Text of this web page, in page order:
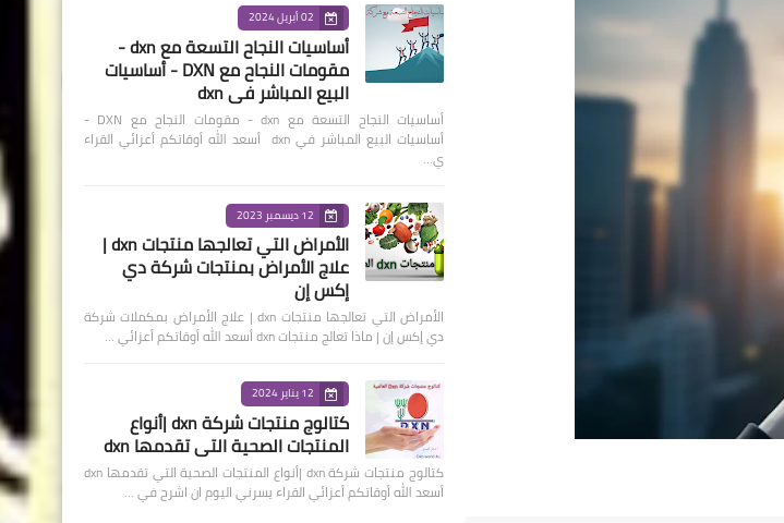
02 أبريل 2024
أساسيات النجاح التسعة مع dxn -
مقومات النجاح مع DXN - أساسيات
البيع المباشر في dxn
أساسيات النجاح التسعة مع dxn - مقومات النجاح مع DXN -
أساسيات البيع المباشر في dxn أسعد الله أوقاتكم أعزائي القراء
ي…
12 ديسمبر 2023
الأمراض التي تعالجها منتجات dxn |
علاج الأمراض بمنتجات شركة دي
إكس إن
الأمراض التي تعالجها منتجات dxn | علاج الأمراض بمكملات شركة
دي إكس إن | ماذا تعالج منتجات dxn أسعد الله أوقاتكم أعزائي …
12 يناير 2024
كتالوج منتجات شركة dxn |أنواع
المنتجات الصحية التي تقدمها dxn
كتالوج منتجات شركة dxn |أنواع المنتجات الصحية التي تقدمها dxn
أسعد الله أوقاتكم أعزائي القراء يسرني اليوم ان اشرح في …